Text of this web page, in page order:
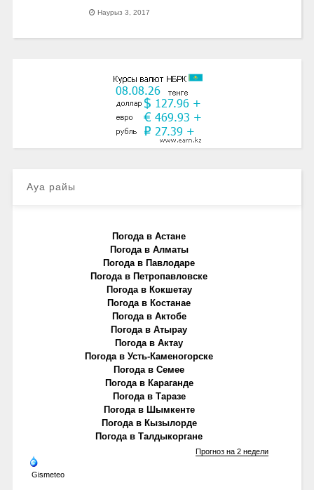
Наурыз 3, 2017
Ауа райы
Погода в Астане
Погода в Алматы
Погода в Павлодаре
Погода в Петропавловске
Погода в Кокшетау
Погода в Костанае
Погода в Актобе
Погода в Атырау
Погода в Актау
Погода в Усть-Каменогорске
Погода в Семее
Погода в Караганде
Погода в Таразе
Погода в Шымкенте
Погода в Кызылорде
Погода в Талдыкоргане
Gismeteo
Прогноз на 2 недели